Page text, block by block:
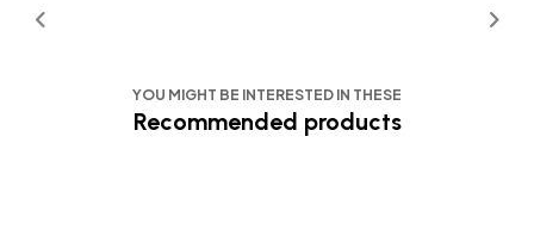
YOU MIGHT BE INTERESTED IN THESE
Recommended products